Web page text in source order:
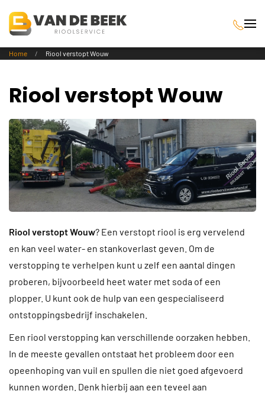
Terug naar hoofdinhoud
Home Riool verstopt Wouw
Riool verstopt Wouw
Riool verstopt Wouw? Een verstopt riool is erg vervelend
en kan veel water- en stankoverlast geven. Om de
verstopping te verhelpen kunt u zelf een aantal dingen
proberen, bijvoorbeeld heet water met soda of een
plopper. U kunt ook de hulp van een gespecialiseerd
ontstoppingsbedrijf inschakelen.
Een riool verstopping kan verschillende oorzaken hebben.
In de meeste gevallen ontstaat het probleem door een
opeenhoping van vuil en spullen die niet goed afgevoerd
kunnen worden. Denk hierbij aan een teveel aan